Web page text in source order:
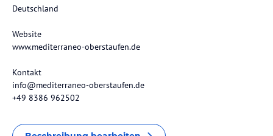
Deutschland
Website
www.mediterraneo-oberstaufen.de
Kontakt
info@mediterraneo-oberstaufen.de
+49 8386 962502